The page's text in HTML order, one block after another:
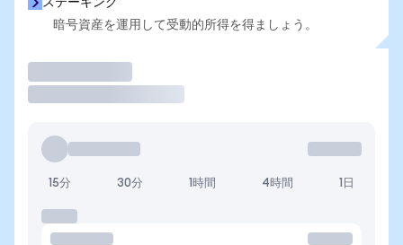
ステーキング
暗号資産を運用して受動的所得を得ましょう。
15分 30分 1時間 4時間 1日